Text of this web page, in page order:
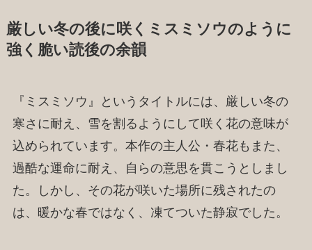
厳しい冬の後に咲くミスミソウのように
強く脆い読後の余韻
『ミスミソウ』というタイトルには、厳しい冬の
寒さに耐え、雪を割るようにして咲く花の意味が
込められています。本作の主人公・春花もまた、
過酷な運命に耐え、自らの意思を貫こうとしまし
た。しかし、その花が咲いた場所に残されたの
は、暖かな春ではなく、凍てついた静寂でした。